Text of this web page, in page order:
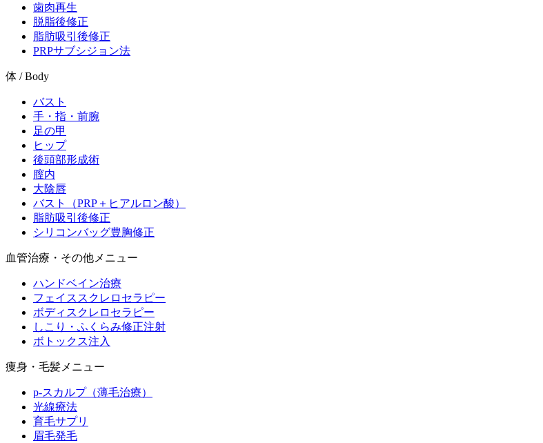
歯肉再生
脱脂後修正
脂肪吸引後修正
PRPサブシジョン法
体 / Body
バスト
手・指・前腕
足の甲
ヒップ
後頭部形成術
膣内
大陰唇
バスト（PRP＋ヒアルロン酸）
脂肪吸引後修正
シリコンバッグ豊胸修正
血管治療・その他メニュー
ハンドベイン治療
フェイススクレロセラピー
ボディスクレロセラピー
しこり・ふくらみ修正注射
ボトックス注入
痩身・毛髪メニュー
p-スカルプ（薄毛治療）
光線療法
育毛サプリ
眉毛発毛